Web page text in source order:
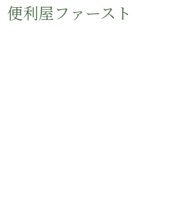
便利屋ファースト